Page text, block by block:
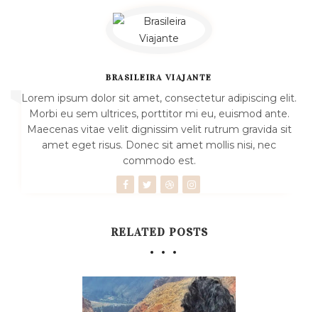
BRASILEIRA VIAJANTE
Lorem ipsum dolor sit amet, consectetur adipiscing elit.
Morbi eu sem ultrices, porttitor mi eu, euismod ante.
Maecenas vitae velit dignissim velit rutrum gravida sit
amet eget risus. Donec sit amet mollis nisi, nec
commodo est.
RELATED POSTS